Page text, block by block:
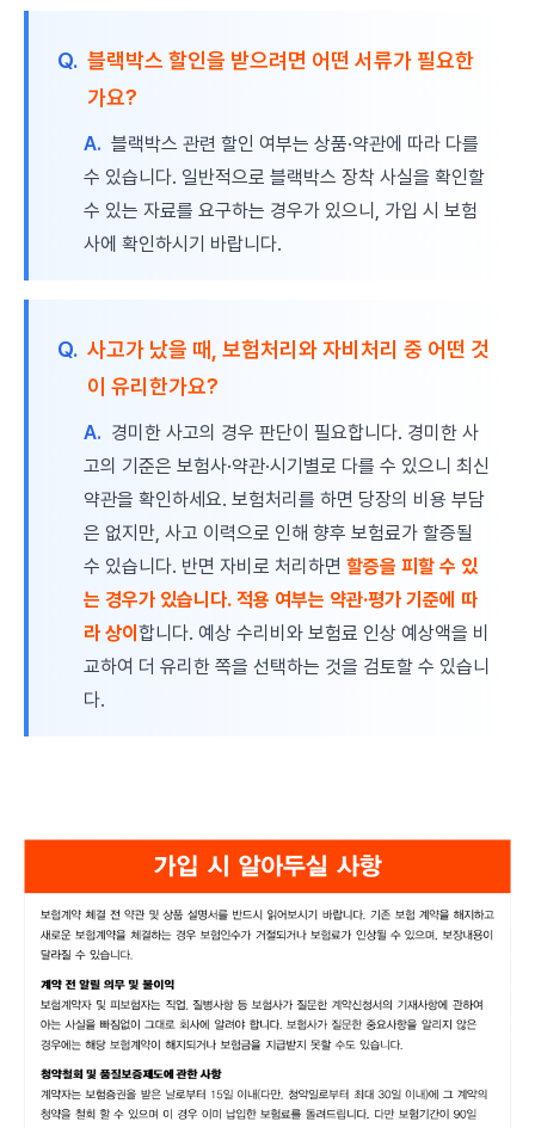
Q. 블랙박스 할인을 받으려면 어떤 서류가 필요한
가요?
A. 블랙박스 관련 할인 여부는 상품·약관에 따라 다를
수 있습니다. 일반적으로 블랙박스 장착 사실을 확인할
수 있는 자료를 요구하는 경우가 있으니, 가입 시 보험
사에 확인하시기 바랍니다.
Q. 사고가 났을 때, 보험처리와 자비처리 중 어떤 것
이 유리한가요?
A. 경미한 사고의 경우 판단이 필요합니다. 경미한 사
고의 기준은 보험사·약관·시기별로 다를 수 있으니 최신
약관을 확인하세요. 보험처리를 하면 당장의 비용 부담
은 없지만, 사고 이력으로 인해 향후 보험료가 할증될
수 있습니다. 반면 자비로 처리하면 할증을 피할 수 있
는 경우가 있습니다. 적용 여부는 약관·평가 기준에 따
라 상이 합니다. 예상 수리비와 보험료 인상 예상액을 비
교하여 더 유리한 쪽을 선택하는 것을 검토할 수 있습니
다.